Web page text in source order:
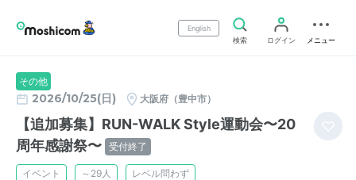
English
検索
ログイン メニュー
その他
2026/10/25(日) 大阪府（豊中市）
【追加募集】RUN-WALK Style運動会〜20
周年感謝祭〜 受付終了
イベント ～29人 レベル問わず